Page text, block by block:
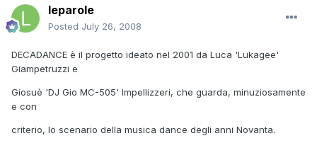
leparole
Posted July 26, 2008
DECADANCE è il progetto ideato nel 2001 da Luca 'Lukagee'
Giampetruzzi e
Giosuè 'DJ Gio MC-505' Impellizzeri, che guarda, minuziosamente
e con
criterio, lo scenario della musica dance degli anni Novanta.